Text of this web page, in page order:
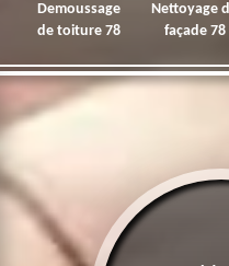
Demoussage
de toiture 78
Nettoyage
façade 78